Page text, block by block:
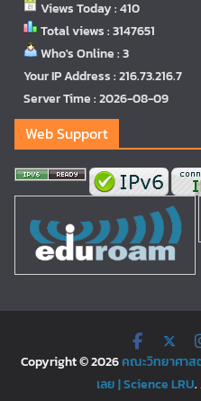
Views Today : 410
Total views : 3147651
Who's Online : 3
Your IP Address : 216.73.216.7
Server Time : 2026-08-09
Web Support
Copyright © 2026คณะวิทยาศาส
เลย | Science LRU.